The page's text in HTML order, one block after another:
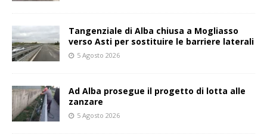
Tangenziale di Alba chiusa a Mogliasso
verso Asti per sostituire le barriere laterali
5 Agosto 2026
Ad Alba prosegue il progetto di lotta alle
zanzare
5 Agosto 2026